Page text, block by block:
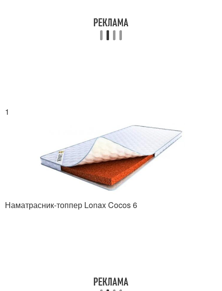
1
Наматрасник-топпер Lonax Cocos 6